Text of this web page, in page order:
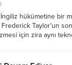
İngiliz hükümetine bir
Frederick Taylor’un
için zira aynı
hayallerini